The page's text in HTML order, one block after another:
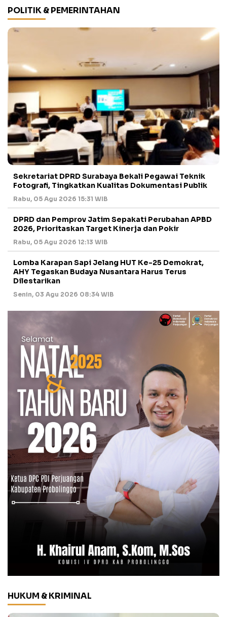
POLITIK & PEMERINTAHAN
Sekretariat DPRD Surabaya Bekali Pegawai Teknik
Fotografi, Tingkatkan Kualitas Dokumentasi Publik
Rabu, 05 Agu 2026 15:31 WIB
DPRD dan Pemprov Jatim Sepakati Perubahan APBD
2026, Prioritaskan Target Kinerja dan Pokir
Rabu, 05 Agu 2026 12:13 WIB
Lomba Karapan Sapi Jelang HUT Ke-25 Demokrat,
AHY Tegaskan Budaya Nusantara Harus Terus
Dilestarikan
Senin, 03 Agu 2026 08:34 WIB
HUKUM & KRIMINAL